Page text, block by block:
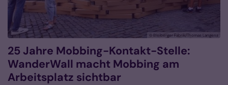
© Bleiberger Fabrik/Thomas Langens
25 Jahre Mobbing-Kontakt-Stelle:
WanderWall macht Mobbing am
Arbeitsplatz sichtbar